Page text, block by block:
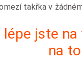
takřka v
lépe jste
na